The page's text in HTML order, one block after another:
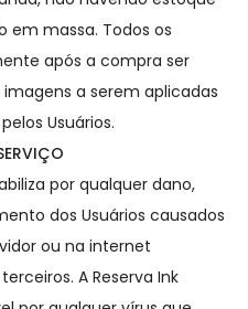
em massa. Todos os
após a compra ser
a serem aplicadas
Usuários.
por qualquer dano,
dos Usuários causados
ou na internet
A Reserva Ink